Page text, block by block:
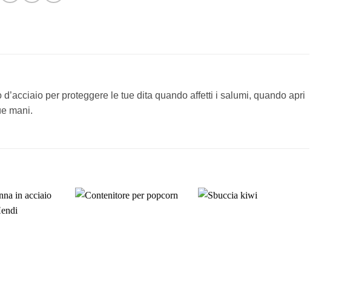
per proteggere le tue dita quando affetti i salumi, quando apri
mani.